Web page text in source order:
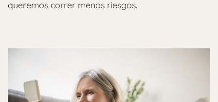
queremos correr menos riesgos.